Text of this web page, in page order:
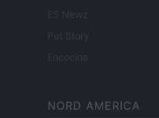
ES Newz
Pet Story
Encocina
NORD AMERICA